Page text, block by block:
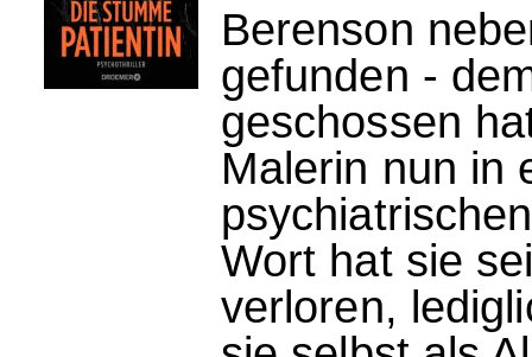
Berenson
gefunden -
geschossen
Malerin nun in
Wort hat sie
verloren,